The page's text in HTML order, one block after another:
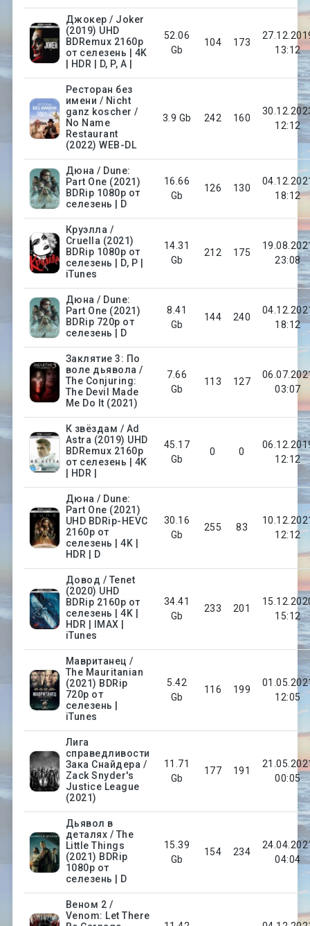
Джокер / Joker
(2019) UHD
BDRemux 2160p
от селезень | 4K
| HDR | D, P, A |
52.06
Gb
104 173
13:12
Ресторан без
имени / Nicht
ganz koscher /
No Name
Restaurant
(2022) WEB-DL
3.9 Gb 242 160
12:12
Дюна / Dune:
Part One (2021)
BDRip 1080p от
селезень | D
16.66
Gb
126 130
18:12
Круэлла /
Cruella (2021)
BDRip 1080p от
селезень | D, P |
iTunes
14.31
Gb
212 175
23:08
Дюна / Dune:
Part One (2021)
BDRip 720p от
селезень | D
8.41
Gb
144 240
18:12
Заклятие 3: По
воле дьявола /
The Conjuring:
The Devil Made
Me Do It (2021)
7.66
Gb
113 127
03:07
К звёздам / Ad
Astra (2019) UHD
BDRemux 2160p
от селезень | 4K
| HDR |
45.17
Gb
0 0
12:12
Дюна / Dune:
Part One (2021)
UHD BDRip-HEVC
2160p от
селезень | 4K |
HDR | D
30.16
Gb
255 83
12:12
Довод / Tenet
(2020) UHD
BDRip 2160p от
селезень | 4K |
HDR | IMAX |
iTunes
34.41
Gb
233 201
15:12
Мавританец /
The Mauritanian
(2021) BDRip
720p от
селезень |
iTunes
5.42
Gb
116 199
12:05
Лига
справедливости
Зака Снайдера /
Zack Snyder's
Justice League
(2021)
11.71
Gb
177 191
00:05
Дьявол в
деталях / The
Little Things
(2021) BDRip
1080p от
селезень | D
15.39
Gb
154 234
04:04
Веном 2 /
Venom: Let There